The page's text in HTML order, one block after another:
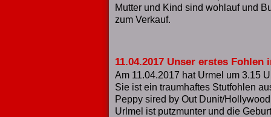
Mutter und Kind sind wohlauf und
zum Verkauf.
11.04.2017 Unser erstes Fohlen
Am 11.04.2017 hat Urmel um 3.15
Sie ist ein traumhaftes Stutfohlen
Peppy sired by Out Dunit/
Urlmel ist putzmunter und die